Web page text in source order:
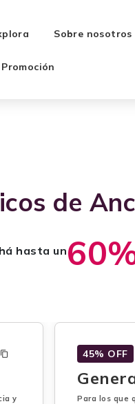
Sobre nosotros
de
hasta un
y
45% OFF
Para los que